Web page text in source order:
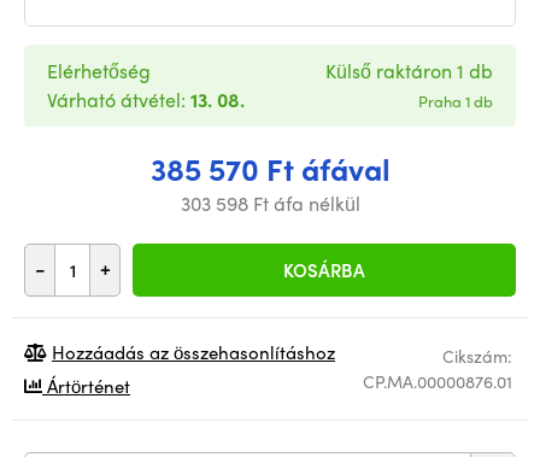
385 570 Ft áfával
303 598 Ft áfa nélkül
- + KOSÁRBA
Elérhetőség
Várható átvétel: 13. 08.
Külső raktáron 1 db
Praha 1 db
Cikszám:
CP.MA.00000876.01
Hozzáadás az összehasonlításhoz
Ártörténet